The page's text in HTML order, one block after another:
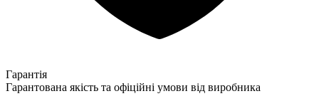
Гарантія
Гарантована якість та офіційні умови від виробника